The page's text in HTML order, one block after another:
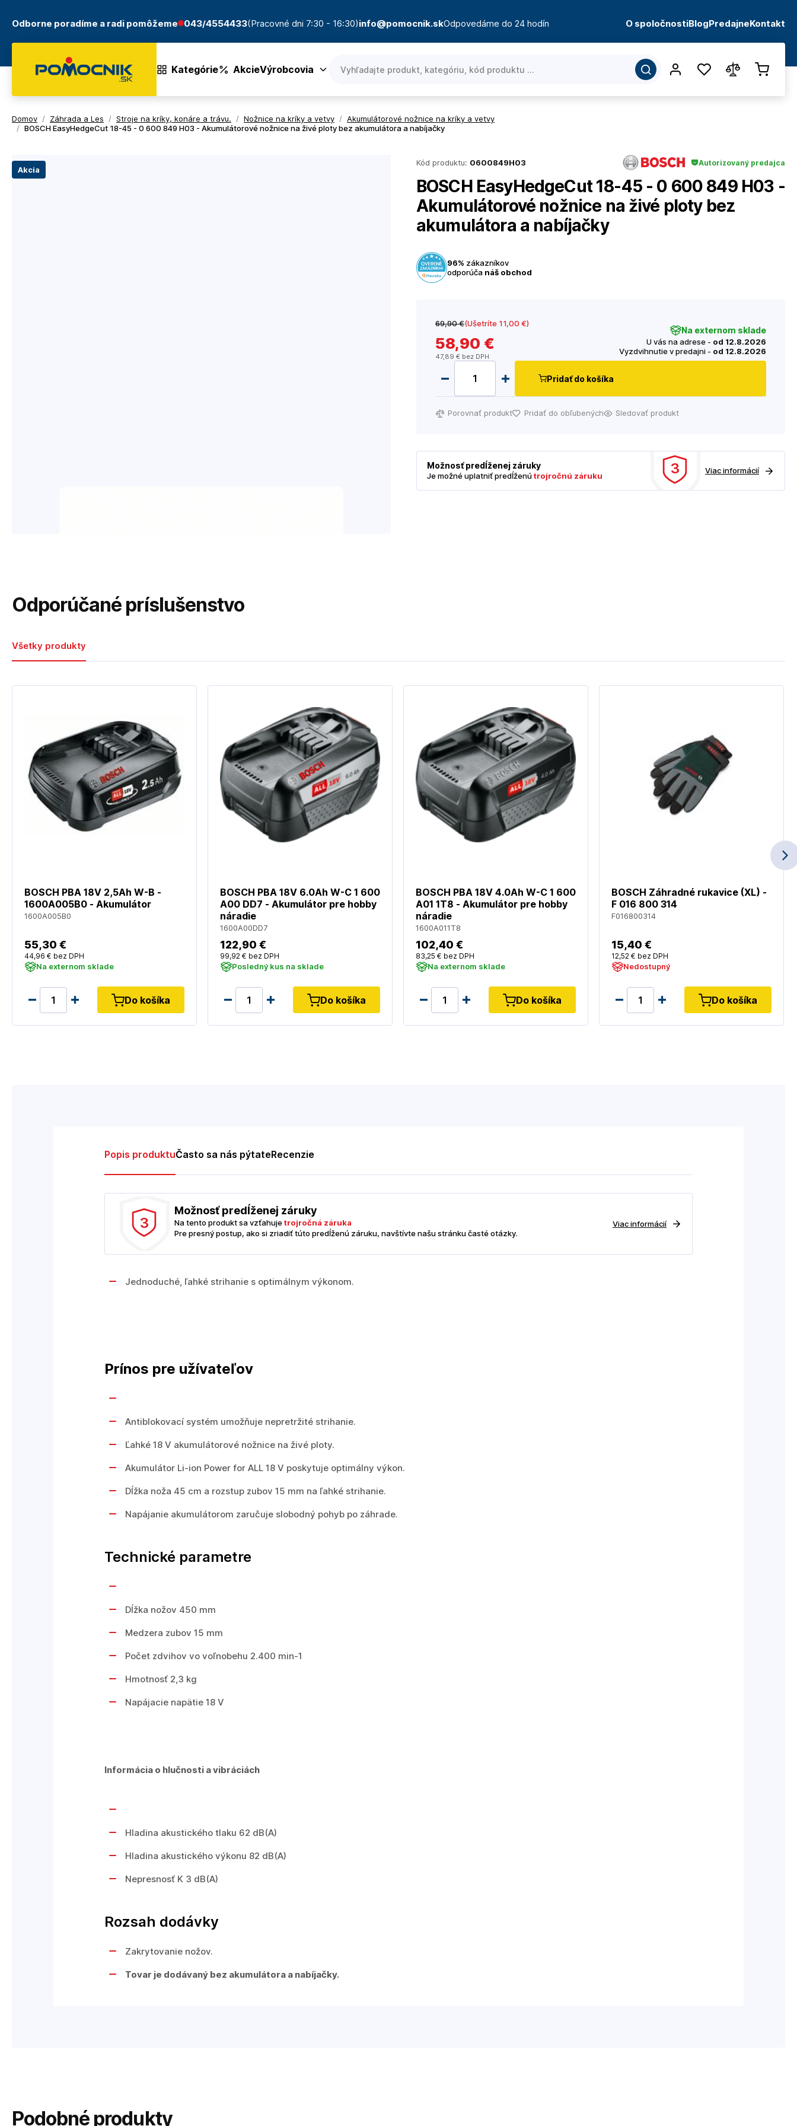
Odborne poradíme a radi pomôžeme 043/4554433(Pracovné dni 7:30 - 16:30)info@pomocnik.skOdpovedáme do 24 hodín O spoločnostiBlogPredajneKontakt
Kategórie AkcieVýrobcovia
Domov / Záhrada a Les / Stroje na kríky, konáre a trávu. / Nožnice na kríky a vetvy / Akumulátorové nožnice na kríky a vetvy
/ BOSCH EasyHedgeCut 18-45 - 0 600 849 H03 - Akumulátorové nožnice na živé ploty bez akumulátora a nabíjačky
Akcia
Kód produktu: 0600849H03 Autorizovaný predajca
BOSCH EasyHedgeCut 18-45 - 0 600 849 H03 -
Akumulátorové nožnice na živé ploty bez
akumulátora a nabíjačky
96% zákazníkov
odporúča náš obchod
69,90 €(Ušetríte 11,00 €)
58,90 €
47,89 € bez DPH
Na externom sklade
U vás na adrese - od 12.8.2026
Vyzdvihnutie v predajni - od 12.8.2026
Pridať do košíka
Porovnať produkt Pridať do obľubených Sledovať produkt
Možnosť predĺženej záruky
Je možné uplatniť predĺženútrojročnú záruku 3 Viac informácií
Odporúčané príslušenstvo
Všetky produkty
BOSCH PBA 18V 2,5Ah W-B -
1600A005B0 - Akumulátor
1600A005B0
55,30 €
44,96 € bez DPH
Na externom sklade
Do košíka
BOSCH PBA 18V 6.0Ah W-C 1 600
A00 DD7 - Akumulátor pre hobby
náradie
1600A00DD7
122,90 €
99,92 € bez DPH
Posledný kus na sklade
Do košíka
BOSCH PBA 18V 4.0Ah W-C 1 600
A01 1T8 - Akumulátor pre hobby
náradie
1600A011T8
102,40 €
83,25 € bez DPH
Na externom sklade
Do košíka
BOSCH Záhradné rukavice (XL) -
F 016 800 314
F016800314
15,40 €
12,52 € bez DPH
Nedostupný
Do košíka
Popis produktuČasto sa nás pýtateRecenzie
3
Možnosť predĺženej záruky
Na tento produkt sa vzťahujetrojročná záruka
Pre presný postup, ako si zriadiť túto predĺženú záruku, navštívte našu stránku časté otázky.
Viac informácií
Jednoduché, ľahké strihanie s optimálnym výkonom.
Prínos pre užívateľov
Antiblokovací systém umožňuje nepretržité strihanie.
Ľahké 18 V akumulátorové nožnice na živé ploty.
Akumulátor Li-ion Power for ALL 18 V poskytuje optimálny výkon.
Dĺžka noža 45 cm a rozstup zubov 15 mm na ľahké strihanie.
Napájanie akumulátorom zaručuje slobodný pohyb po záhrade.
Technické parametre
Dĺžka nožov 450 mm
Medzera zubov 15 mm
Počet zdvihov vo voľnobehu 2.400 min-1
Hmotnosť 2,3 kg
Napájacie napätie 18 V
Informácia o hlučnosti a vibráciách
Hladina akustického tlaku 62 dB(A)
Hladina akustického výkonu 82 dB(A)
Nepresnosť K 3 dB(A)
Rozsah dodávky
Zakrytovanie nožov.
Tovar je dodávaný bez akumulátora a nabíjačky.
Podobné produkty